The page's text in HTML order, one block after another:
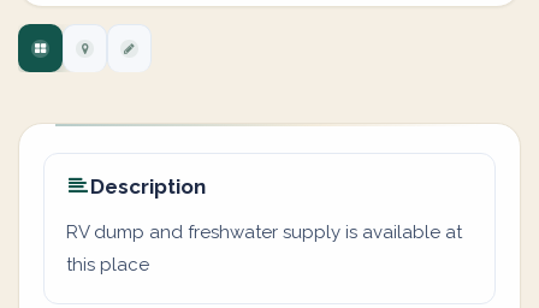
Description
RV dump and freshwater supply is available at
this place